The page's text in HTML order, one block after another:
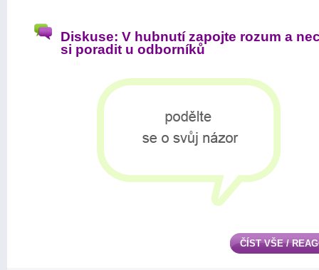
Diskuse: V hubnutí zapojte rozum a
si poradit u odborníků
ČÍST VŠE /